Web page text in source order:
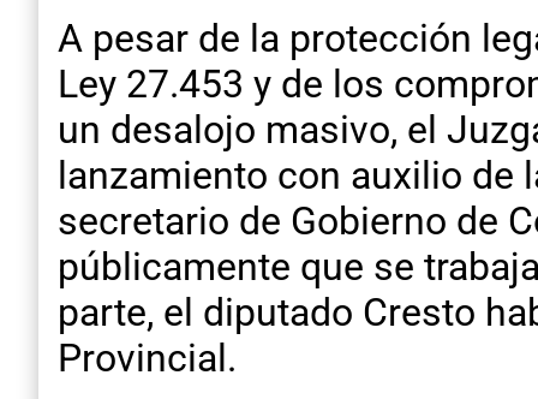
A pesar de la protección
Ley 27.453 y de los
un desalojo masivo, el
lanzamiento con auxilio de
secretario de Gobierno de
públicamente que se
parte, el diputado Cresto
Provincial.